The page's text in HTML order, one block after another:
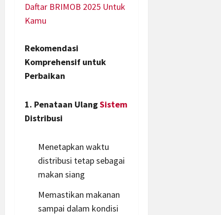
Daftar BRIMOB 2025 Untuk
Kamu
Rekomendasi
Komprehensif untuk
Perbaikan
1. Penataan UlangSistem
Distribusi
Menetapkan waktu
distribusi tetap sebagai
makan siang
Memastikan makanan
sampai dalam kondisi